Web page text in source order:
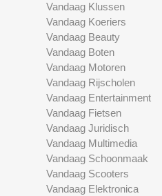
Vandaag Klussen
Vandaag Koeriers
Vandaag Beauty
Vandaag Boten
Vandaag Motoren
Vandaag Rijscholen
Vandaag Entertainment
Vandaag Fietsen
Vandaag Juridisch
Vandaag Multimedia
Vandaag Schoonmaak
Vandaag Scooters
Vandaag Elektronica